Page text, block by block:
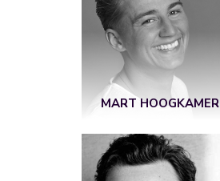
MART HOOGKAMER